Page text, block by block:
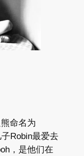
命名为
Robin最爱去
，是他们在